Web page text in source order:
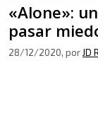
«Alone»:
pasar
28/12/2020, por JD